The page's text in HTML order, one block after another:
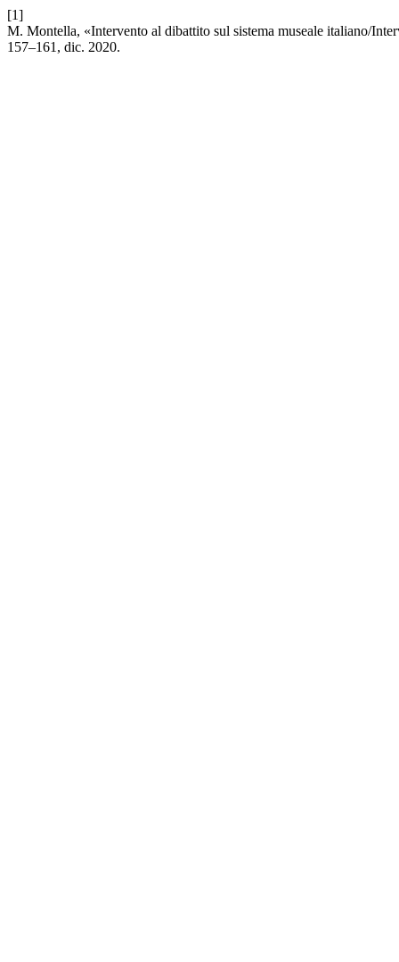
[1]
M. Montella, «Intervento al dibattito sul sistema museale italiano/
157–161, dic. 2020.